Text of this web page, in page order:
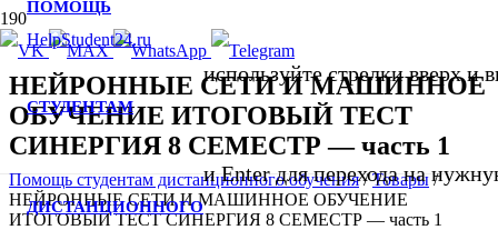
ПОМОЩЬ
СТУДЕНТАМ
ДИСТАНЦИОННОГО
используйте стрелки вверх и
и Enter для перехода на
НЕЙРОННЫЕ СЕТИ И МАШИННОЕ
ОБУЧЕНИЕ ИТОГОВЫЙ ТЕСТ
СИНЕРГИЯ 8 СЕМЕСТР — часть 1
Помощь студентам дистанционного обучения/Товары/
НЕЙРОННЫЕ СЕТИ И МАШИННОЕ ОБУЧЕНИЕ
ИТОГОВЫЙ ТЕСТ СИНЕРГИЯ 8 СЕМЕСТР — часть 1